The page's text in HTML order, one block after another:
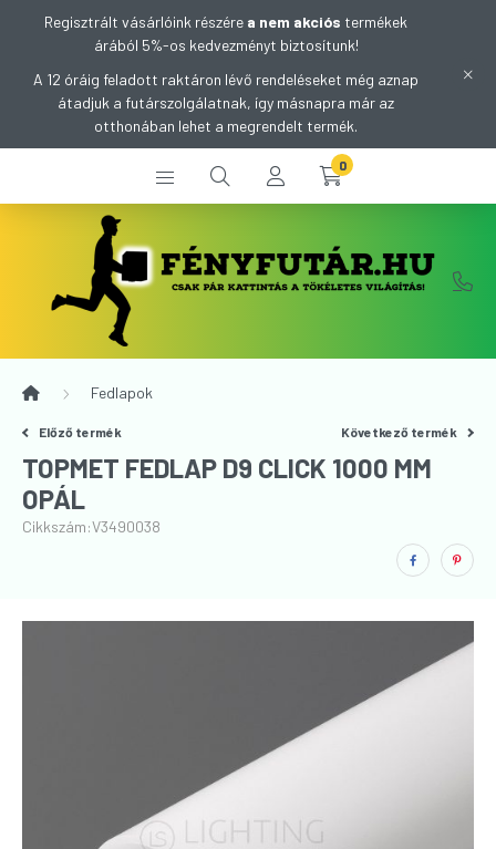
Regisztrált vásárlóink részére a nem akciós termékek
árából 5%-os kedvezményt biztosítunk!
A 12 óráig feladott raktáron lévő rendeléseket még aznap
átadjuk a futárszolgálatnak, így másnapra már az
otthonában lehet a megrendelt termék.
0
Fedlapok
Előző termék Következő termék
TOPMET FEDLAP D9 CLICK 1000 MM
OPÁL
Cikkszám:V3490038